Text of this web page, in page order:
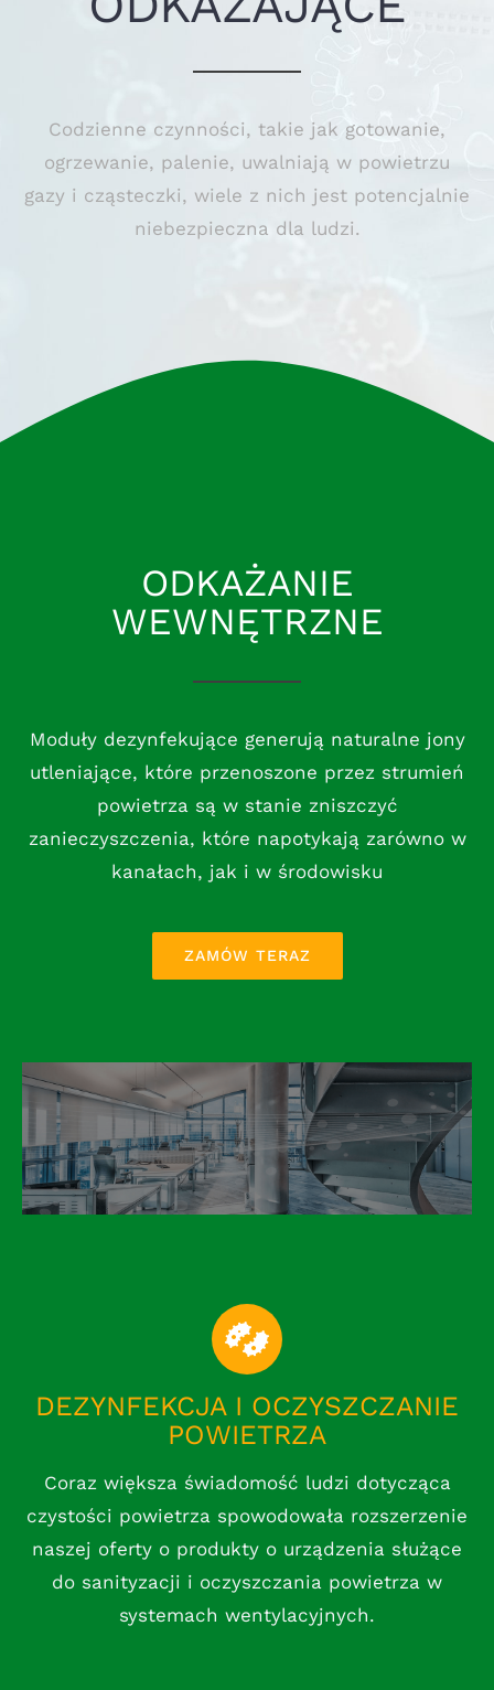
Artykuły
Produkty
Codzienne czynności, takie jak gotowanie,
ogrzewanie, palenie, uwalniają w powietrzu
gazy i cząsteczki, wiele z nich jest potencjalnie
niebezpieczna dla ludzi.
ODKAŻANIE
WEWNĘTRZNE
Moduły dezynfekujące generują naturalne jony
utleniające, które przenoszone przez strumień
powietrza są w stanie zniszczyć
zanieczyszczenia, które napotykają zarówno w
kanałach, jak i w środowisku
ZAMÓW TERAZ
DEZYNFEKCJA I OCZYSZCZANIE
POWIETRZA
Coraz większa świadomość ludzi dotycząca
czystości powietrza spowodowała rozszerzenie
naszej oferty o produkty o urządzenia służące
do sanityzacji i oczyszczania powietrza w
systemach wentylacyjnych.